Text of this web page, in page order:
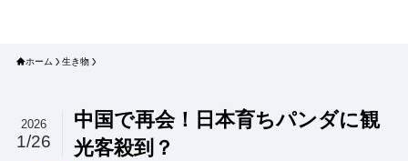
ホーム 生き物
中国で再会！日本育ちパンダに観
光客殺到？
2026
1/26